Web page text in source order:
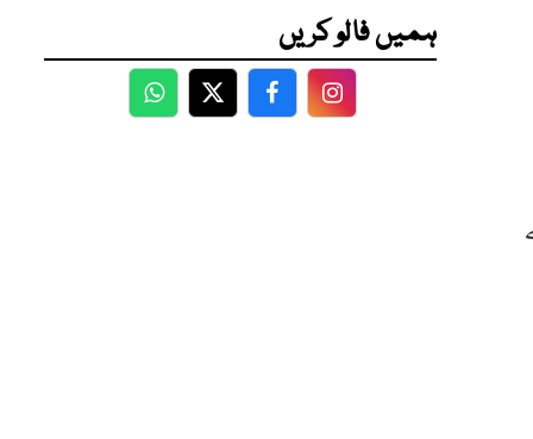
ہمیں فالو کریں
WhatsApp
TwitterFacebookFacebook